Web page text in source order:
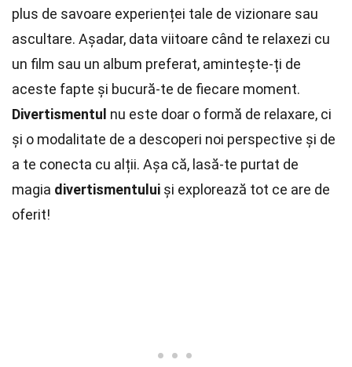
plus de savoare experienței tale de vizionare sau
ascultare. Așadar, data viitoare când te relaxezi cu
un film sau un album preferat, amintește-ți de
aceste fapte și bucură-te de fiecare moment.
Divertismentul nu este doar o formă de relaxare, ci
și o modalitate de a descoperi noi perspective și de
a te conecta cu alții. Așa că, lasă-te purtat de
magia divertismentului și explorează tot ce are de
oferit!